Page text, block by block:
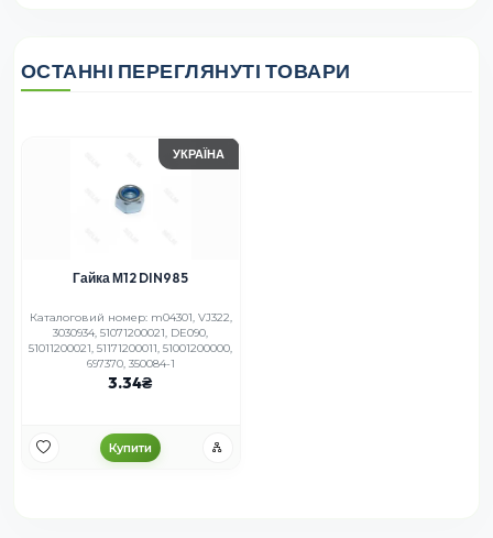
ОСТАННІ ПЕРЕГЛЯНУТІ ТОВАРИ
УКРАЇНА
Гайка М12 DIN985
Каталоговий номер: m04301, VJ322,
3030934, 51071200021, DE090,
51011200021, 51171200011, 51001200000,
697370, 350084-1
3.34
Купити